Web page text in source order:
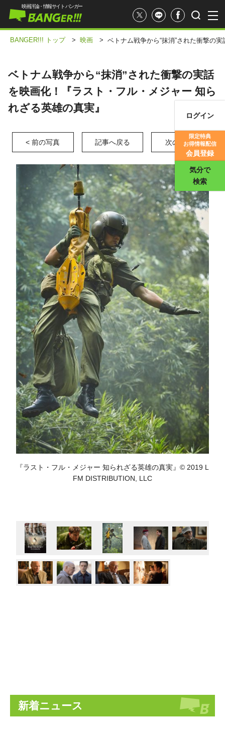
映画評価
映画評論・情報サイト バンガー
ログイン
限定特典
お得情報配信
会員登録
気分で
検索
BANGER!!! トップ > 映画 > ベトナム戦争から“抹消”された衝撃の
ベトナム戦争から“抹消”された衝撃の実話
を映画化！『ラスト・フル・メジャー 知ら
れざる英雄の真実』
< 前の写真 記事へ戻る 次の写真 >
『ラスト・フル・メジャー 知られざる英雄の真実』© 2019 L
FM DISTRIBUTION, LLC
新着ニュース